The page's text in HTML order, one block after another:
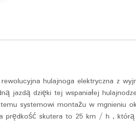
hulajnoga elektryczna z
jazdą dzięki tej wspaniałej
systemowi montażu w mgnieniu
prędkość skutera to 25 km / h ,